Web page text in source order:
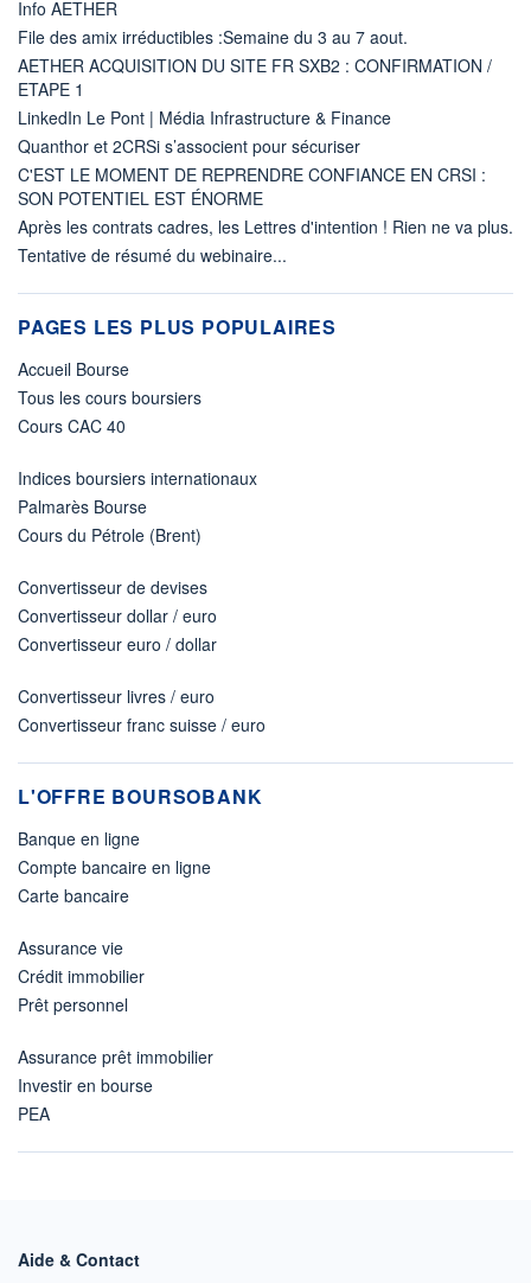
Info AETHER
File des amix irréductibles :Semaine du 3 au 7 aout.
AETHER ACQUISITION DU SITE FR SXB2 : CONFIRMATION /
ETAPE 1
LinkedIn Le Pont | Média Infrastructure & Finance
Quanthor et 2CRSi s’associent pour sécuriser
C'EST LE MOMENT DE REPRENDRE CONFIANCE EN CRSI :
SON POTENTIEL EST ÉNORME
Après les contrats cadres, les Lettres d'intention ! Rien ne va plus.
Tentative de résumé du webinaire...
PAGES LES PLUS POPULAIRES
Accueil Bourse
Tous les cours boursiers
Cours CAC 40
Indices boursiers internationaux
Palmarès Bourse
Cours du Pétrole (Brent)
Convertisseur de devises
Convertisseur dollar / euro
Convertisseur euro / dollar
Convertisseur livres / euro
Convertisseur franc suisse / euro
L'OFFRE BOURSOBANK
Banque en ligne
Compte bancaire en ligne
Carte bancaire
Assurance vie
Crédit immobilier
Prêt personnel
Assurance prêt immobilier
Investir en bourse
PEA
Aide & Contact